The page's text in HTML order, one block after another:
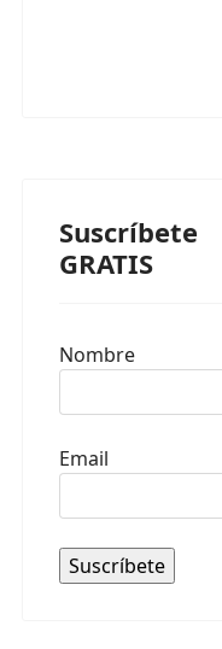
Suscríbete
GRATIS
Nombre
Email